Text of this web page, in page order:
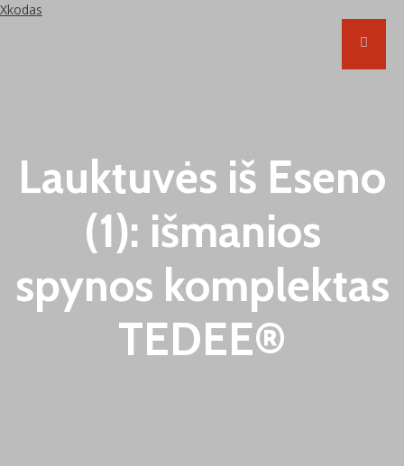
Xkodas
Lauktuvės iš Eseno
(1): išmanios
spynos komplektas
TEDEE®